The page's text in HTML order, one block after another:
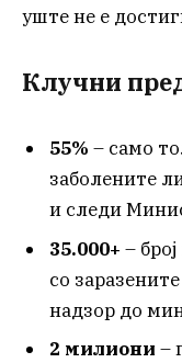
уште не е
Клучни
55% – само
заболените
и следи
35.000+ –
со
надзор до
2 милиони –